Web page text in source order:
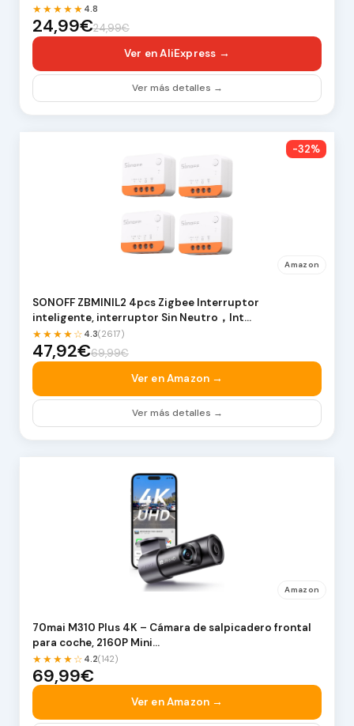
★★★★★ 4.8
24,99€24,99€
Ver en AliExpress →
Ver más detalles →
-32%
Amazon
SONOFF ZBMINIL2 4pcs Zigbee Interruptor
inteligente, interruptor Sin Neutro，Int…
★★★★☆ 4.3(2617)
47,92€69,99€
Ver en Amazon →
Ver más detalles →
Amazon
70mai M310 Plus 4K – Cámara de salpicadero frontal
para coche, 2160P Mini…
★★★★☆ 4.2(142)
69,99€
Ver en Amazon →